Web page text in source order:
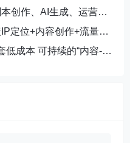
创作、AI生成、运营变
定位+内容创作+流量获
成本 可持续的“内容-引